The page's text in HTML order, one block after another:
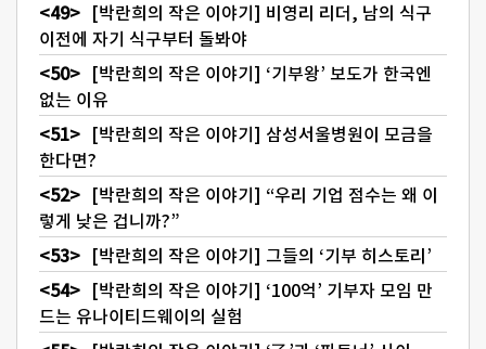
[박란희의 작은 이야기] 비영리 리더, 남의 식구
이전에 자기 식구부터 돌봐야
[박란희의 작은 이야기] ‘기부왕’ 보도가 한국엔
없는 이유
[박란희의 작은 이야기] 삼성서울병원이 모금을
한다면?
[박란희의 작은 이야기] “우리 기업 점수는 왜 이
렇게 낮은 겁니까?”
[박란희의 작은 이야기] 그들의 ‘기부 히스토리’
[박란희의 작은 이야기] ‘100억’ 기부자 모임 만
드는 유나이티드웨이의 실험